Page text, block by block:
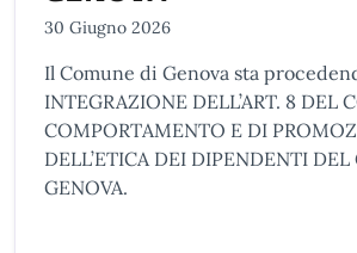
30 Giugno 2026
Il Comune di Genova sta
INTEGRAZIONE DELL’ART. 8 DEL
COMPORTAMENTO E DI
DELL’ETICA DEI DIPENDENTI
GENOVA.